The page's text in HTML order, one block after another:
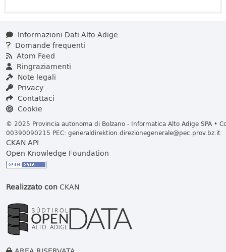
Informazioni Dati Alto Adige
Domande frequenti
Atom Feed
Ringraziamenti
Note legali
Privacy
Contattaci
Cookie
© 2025 Provincia autonoma di Bolzano - Informatica Alto Adige SPA •
00390090215 PEC: generaldirektion.direzionegenerale@pec.prov.bz.it
CKAN API
Open Knowledge Foundation
Realizzato conCKAN